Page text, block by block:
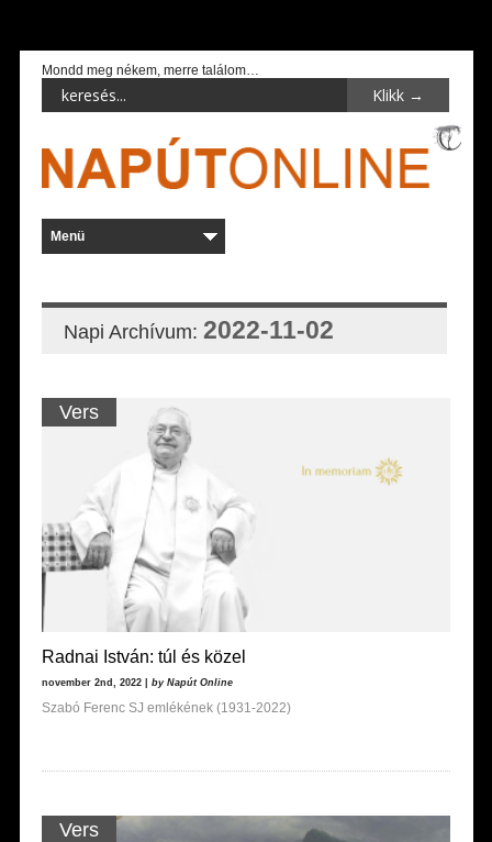
Mondd meg nékem, merre találom…
Napi Archívum: 2022-11-02
Vers
Radnai István: túl és közel
november 2nd, 2022 | by Napút Online
Szabó Ferenc SJ emlékének (1931-2022)
Vers